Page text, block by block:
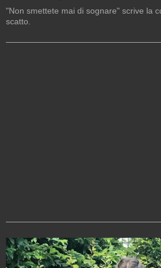
"Non smettete mai di sognare" scrive la
scatto.